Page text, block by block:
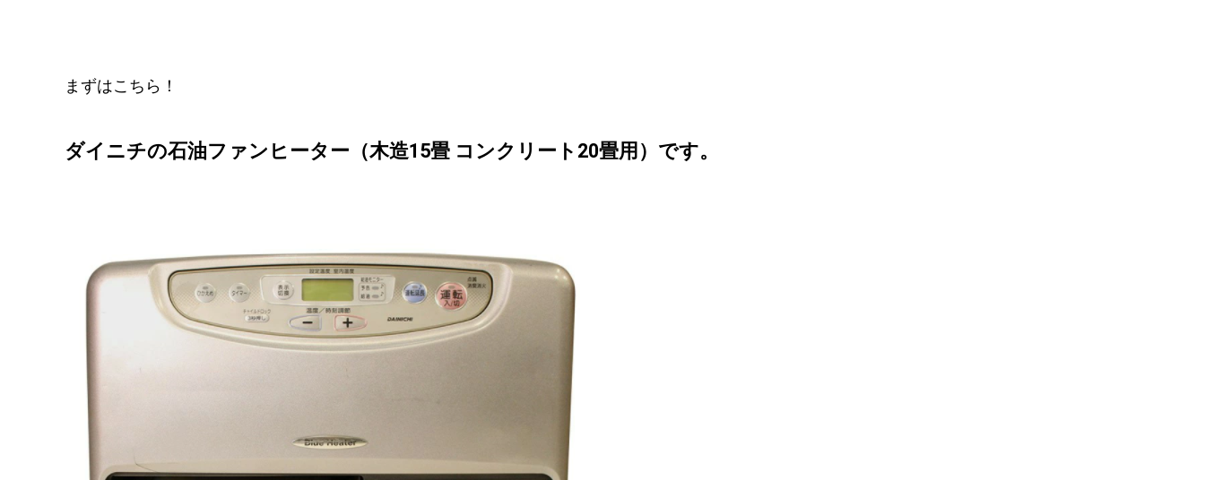
まずはこちら！
ダイニチの石油ファンヒーター（木造15畳 コンクリート20畳用） です。